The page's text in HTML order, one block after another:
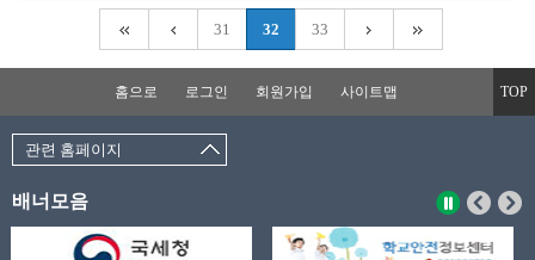
31 32 33
홈으로 로그인 회원가입 사이트맵 TOP
관련 홈페이지
배너모음